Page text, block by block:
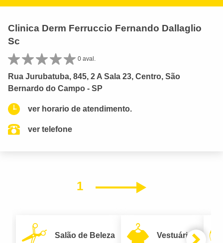
Clinica Derm Ferruccio Fernando Dallaglio
Sc
0 aval.
Rua Jurubatuba, 845, 2 A Sala 23, Centro, São
Bernardo do Campo - SP
ver horario de atendimento.
ver telefone
1 Próximo
Salão de Beleza Vestuário